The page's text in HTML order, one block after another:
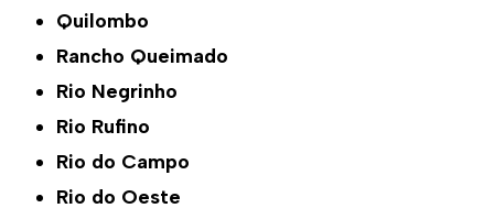
Quilombo
Rancho Queimado
Rio Negrinho
Rio Rufino
Rio do Campo
Rio do Oeste